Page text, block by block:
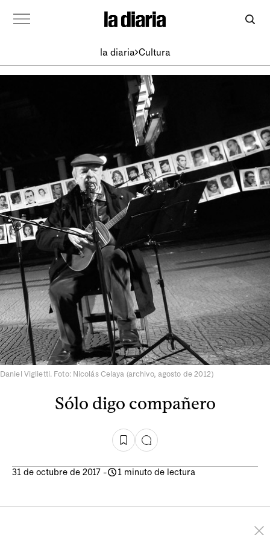
la diaria Cultura
Daniel Viglietti. Foto: Nicolás Celaya (archivo, agosto de 2012)
Sólo digo compañero
31 de octubre de 2017 - 1 minuto de lectura